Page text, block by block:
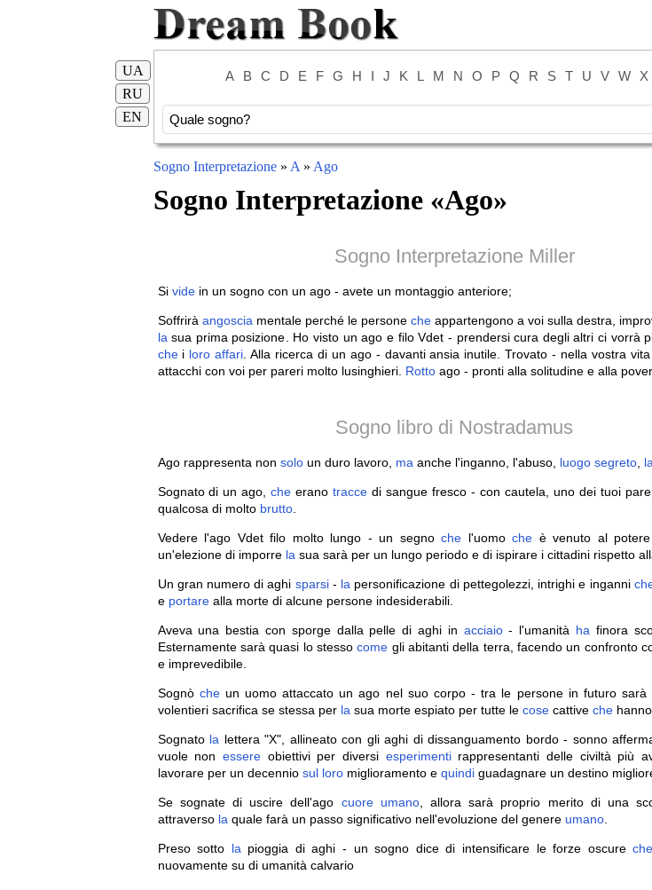
A B C D E F G H I J K L M N O P Q R S T U V W X
UA
RU
EN
Sogno Interpretazione » A » Ago
Sogno Interpretazione «Ago»
Sogno Interpretazione Miller
Si videin un sogno con un ago - avete un montaggio anteriore;
Soffrirà angoscia mentale perché le persone cheappartengono a voi sulla destra,
la sua prima posizione. Ho visto un ago e filo Vdet - prendersi cura degli altri ci vorrà
chei loro affari . Alla ricerca di un ago - davanti ansia inutile. Trovato - nella vostra
attacchi con voi per pareri molto lusinghieri. Rottoago - pronti alla solitudine e alla
Sogno libro di Nostradamus
Ago rappresenta non soloun duro lavoro, ma anche l'inganno, l'abuso, luogo segreto, la
Sognato di un ago,che eranotracce di sangue fresco - con cautela, uno dei tuoi
qualcosa di molto brutto.
Vedere l'ago Vdet filo molto lungo - un segnoche l'uomoche è venuto al
un'elezione di imporre la sua sarà per un lungo periodo e di ispirare i cittadini rispetto
Un gran numero di aghi sparsi- la personificazione di pettegolezzi, intrighi e inganni
e portarealla morte di alcune persone indesiderabili.
Aveva una bestia con sporge dalla pelle di aghi in acciaio- l'umanità ha finora
Esternamente sarà quasi lo stessocome gli abitanti della terra, facendo un confronto
e imprevedibile.
Sognò cheun uomo attaccato un ago nel suo corpo - tra le persone in futuro sarà
volentieri sacrifica se stessa per la sua morte espiato per tutte le cosecattive chehanno
Sognato la lettera "X", allineato con gli aghi di dissanguamento bordo - sonno
vuole non essereobiettivi per diversi esperimentirappresentanti delle civiltà più
lavorare per un decennio sul loromiglioramento e quindiguadagnare un destino
Se sognate di uscire dell'ago cuore umano, allora sarà proprio merito di una
attraverso la quale farà un passo significativo nell'evoluzione del genere umano.
Preso sotto la pioggia di aghi - un sogno dice di intensificare le forze oscureche
nuovamente su di umanità calvario